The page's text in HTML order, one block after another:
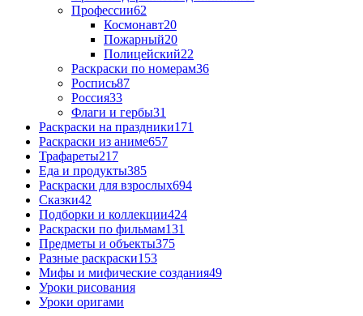
Профессии62
Космонавт20
Пожарный20
Полицейский22
Раскраски по номерам36
Роспись87
Россия33
Флаги и гербы31
Раскраски на праздники171
Раскраски из аниме657
Трафареты217
Еда и продукты385
Раскраски для взрослых694
Сказки42
Подборки и коллекции424
Раскраски по фильмам131
Предметы и объекты375
Разные раскраски153
Мифы и мифические создания49
Уроки рисования
Уроки оригами